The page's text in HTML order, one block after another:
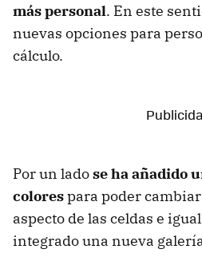
más personal. En este
nuevas opciones para
cálculo.
Por un ladose ha añadido
colorespara poder
aspecto de las celdas e
integrado una nueva